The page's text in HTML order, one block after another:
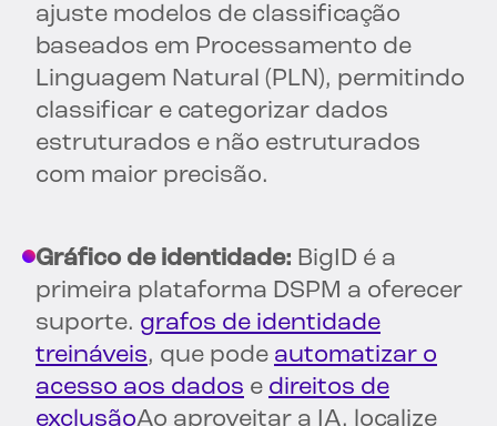
ajuste modelos de classificação
baseados em Processamento de
Linguagem Natural (PLN), permitindo
classificar e categorizar dados
estruturados e não estruturados
com maior precisão.
Gráfico de identidade: BigID é a
primeira plataforma DSPM a oferecer
suporte. grafos de identidade
treináveis, que pode automatizar o
acesso aos dados e direitos de
exclusãoAo aproveitar a IA, localize